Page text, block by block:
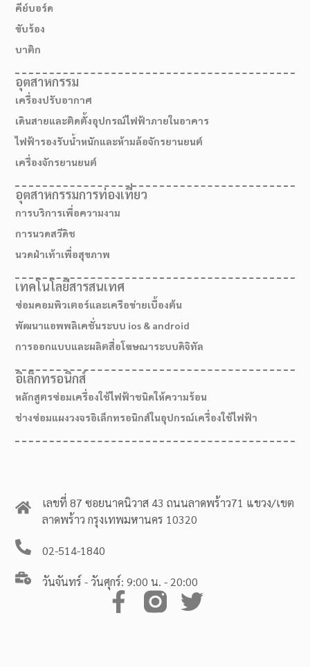
เลขที่ 87 ซอยนาคนิวาส 43 ถนนลาดพร้าว71 แขวง/เขต
ลาดพร้าว กรุงเทพมหานคร 10320
02-514-1840
วันจันทร์ - วันศุกร์: 9:00 น. - 20:00
คีย์บอร์ด
ขับร้อง
บาติก
อุตสาหกรรม
เครื่องปรับอากาศ
เดินสายและติดตั้งอุปกรณ์ไฟฟ้าภายในอาคาร
ไฟฟ้ารองรับน้ำหนักและห้ามล้อจักรยานยนต์
เครื่องจักรยานยนต์
อุตสาหกรรมการท่องเที่ยว
การบริการเพื่อความงาม
การนวดสวีดิช
นวดฝ่าเท้าเพื่อสุขภาพ
เทคโนโลยีสารสนเทศ
ซ่อมคอมพิวเตอร์และเครือข่ายเบื้องต้น
พัฒนาแอพพลิเคชั่นระบบ ios & android
การออกแบบและผลิตสื่อโฆษณาระบบดิจิทัล
อิเล็กทรอนิกส์
หลักสูตรซ่อมเครื่องใช้ไฟฟ้าชนิดให้ความร้อน
ช่างซ่อมแผงวงจรอิเล็กทรอนิกส์ในอุปกรณ์เครื่องใช้ไฟฟ้า